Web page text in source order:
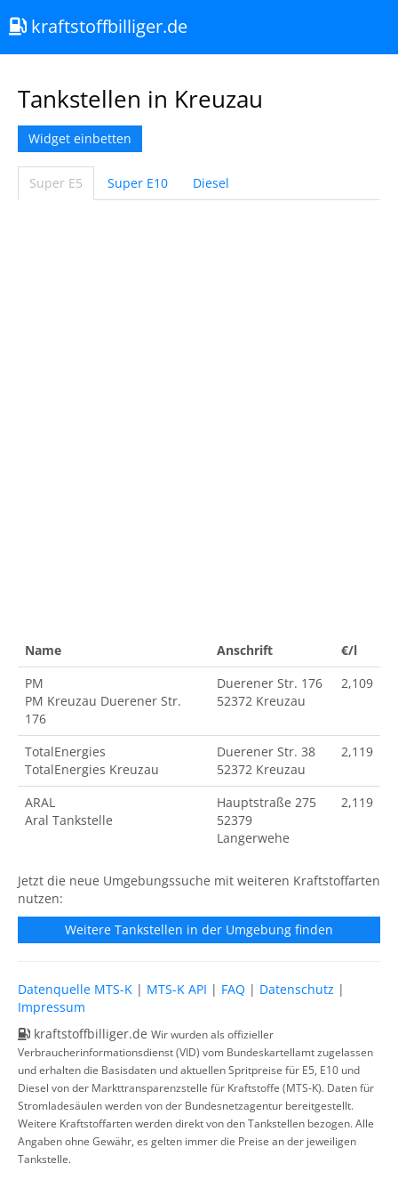
kraftstoffbilliger.de
Tankstellen in Kreuzau
Widget einbetten
Super E5 Super E10 Diesel
Name Anschrift
€/l
PM
PM Kreuzau Duerener Str.
176
Duerener Str. 176
52372 Kreuzau
2,109
TotalEnergies
TotalEnergies Kreuzau
Duerener Str. 38
52372 Kreuzau
2,119
ARAL
Aral Tankstelle
Hauptstraße 275
52379
Langerwehe
2,119
Jetzt die neue Umgebungssuche mit weiteren Kraftstoffarten
nutzen:
Weitere Tankstellen in der Umgebung finden
Datenquelle MTS-K | MTS-K API | FAQ | Datenschutz |
Impressum
kraftstoffbilliger.de Wir wurden als offizieller
Verbraucherinformationsdienst (VID) vom Bundeskartellamt zugelassen
und erhalten die Basisdaten und aktuellen Spritpreise für E5, E10 und
Diesel von der Markttransparenzstelle für Kraftstoffe (MTS-K). Daten für
Stromladesäulen werden von der Bundesnetzagentur bereitgestellt.
Weitere Kraftstoffarten werden direkt von den Tankstellen bezogen. Alle
Angaben ohne Gewähr, es gelten immer die Preise an der jeweiligen
Tankstelle.